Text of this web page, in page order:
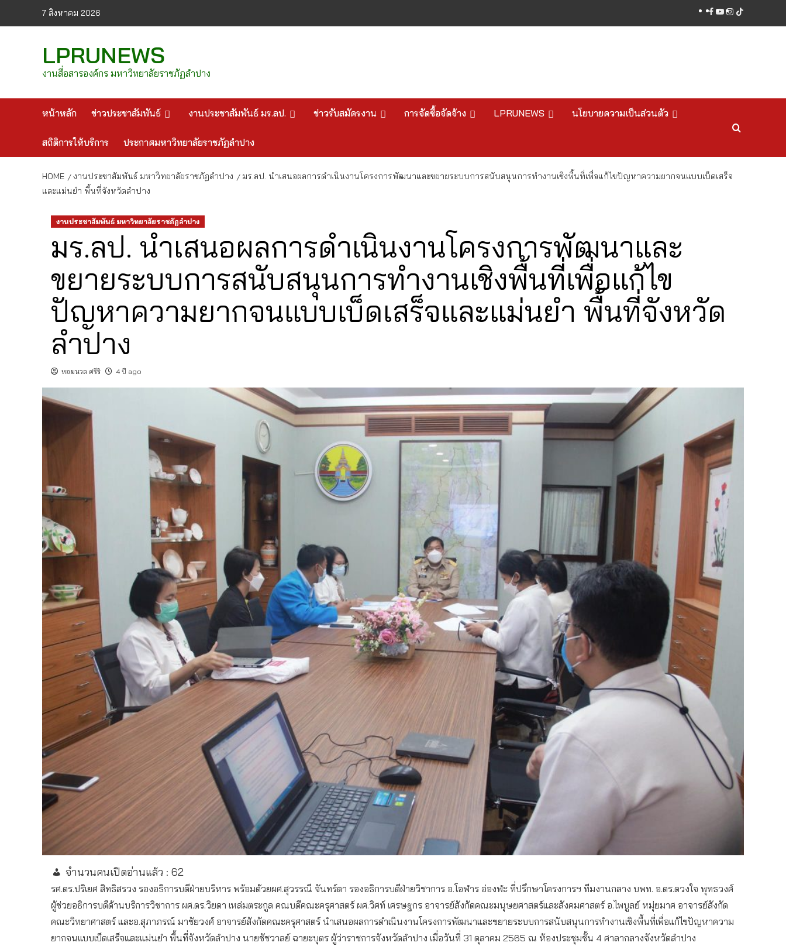
7 สิงหาคม 2026 facebook
youtube
instagram
tiktok
LPRUNEWS
งานสื่อสารองค์กร มหาวิทยาลัยราชภัฏลำปาง
หน้าหลัก ข่าวประชาสัมพันธ์ งานประชาสัมพันธ์ มร.ลป. ข่าวรับสมัครงาน การจัดซื้อจัดจ้าง LPRUNEWS นโยบายความเป็นส่วนตัว
สถิติการให้บริการ ประกาศมหาวิทยาลัยราชภัฏลำปาง
HOME งานประชาสัมพันธ์ มหาวิทยาลัยราชภัฏลำปาง
มร.ลป. นำเสนอผลการดำเนินงานโครงการพัฒนาและขยายระบบการสนับสนุนการทำงานเชิงพื้นที่เพื่อแก้ไขปัญหาความยากจนแบบเบ็ดเสร็จ
และแม่นยำ พื้นที่จังหวัดลำปาง
งานประชาสัมพันธ์ มหาวิทยาลัยราชภัฏลำปาง
มร.ลป. นำเสนอผลการดำเนินงานโครงการพัฒนาและ
ขยายระบบการสนับสนุนการทำงานเชิงพื้นที่เพื่อแก้ไข
ปัญหาความยากจนแบบเบ็ดเสร็จและแม่นยำ พื้นที่จังหวัด
ลำปาง
หอมนวล ศรีริ 4 ปี ago
จำนวนคนเปิดอ่านแล้ว : 62
รศ.ดร.ปริเยศ สิทธิสรวง รองอธิการบดีฝ่ายบริหาร พร้อมด้วยผศ.สุวรรณี จันทร์ตา รองอธิการบดีฝ่ายวิชาการ อ.โอฬาร อ่องฬะ ที่ปรึกษาโครงการฯ ทีมงานกลาง บพท. อ.ดร.ดวงใจ พุทธวงศ์
ผู้ช่วยอธิการบดีด้านบริการวิชาการ ผศ.ดร.วิยดา เหล่มตระกูล คณบดีคณะครุศาสตร์ ผศ.วิศท์ เศรษฐกร อาจารย์สังกัดคณะมนุษยศาสตร์และสังคมศาสตร์ อ.ไพบูลย์ หมุ่ยมาศ อาจารย์สังกัด
คณะวิทยาศาสตร์ และอ.สุภาภรณ์ มาชัยวงศ์ อาจารย์สังกัดคณะครุศาสตร์ นำเสนอผลการดำเนินงานโครงการพัฒนาและขยายระบบการสนับสนุนการทำงานเชิงพื้นที่เพื่อแก้ไขปัญหาความ
ยากจนแบบเบ็ดเสร็จและแม่นยำ พื้นที่จังหวัดลำปาง นายชัชวาลย์ ฉายะบุตร ผู้ว่าราชการจังหวัดลำปาง เมื่อวันที่ 31 ตุลาคม 2565 ณ ห้องประชุมชั้น 4 ศาลากลางจังหวัดลำปาง